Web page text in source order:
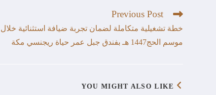
Previous Post
خطة تشغيلية متكاملة لضمان تجربة ضيافة استثنائية خلال
موسم الحج1447 هـ بفندق جبل عمر حياة ريجنسي مكة
YOU MIGHT ALSO LIKE